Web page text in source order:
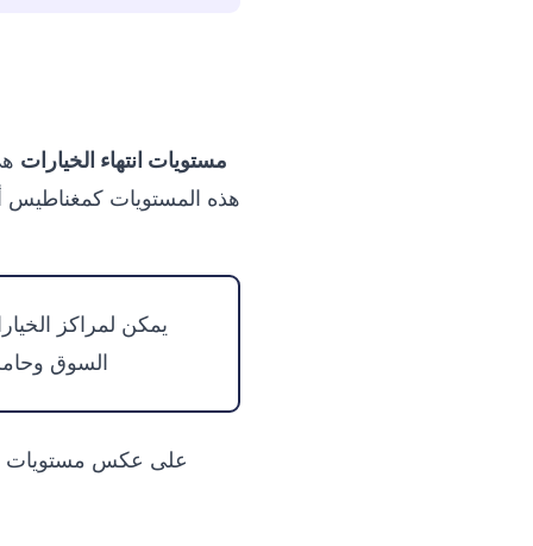
مستويات انتهاء الخيارات
يمكن لمراكز
السوق
على عكس مستويات